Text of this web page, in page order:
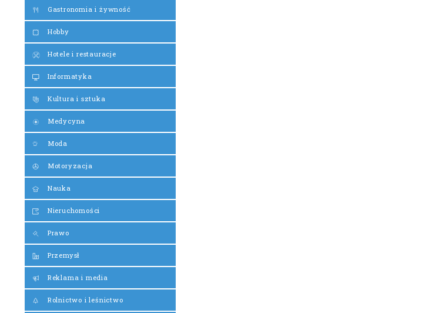
Gastronomia i żywność
Hobby
Hotele i restauracje
Informatyka
Kultura i sztuka
Medycyna
Moda
Motoryzacja
Nauka
Nieruchomości
Prawo
Przemysł
Reklama i media
Rolnictwo i leśnictwo